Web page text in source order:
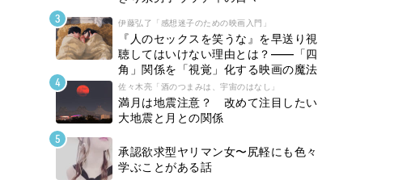
伊藤弘了「感想迷子のための映画入門」
『人のセックスを笑うな』を早送り視
聴してはいけない理由とは？――「四
角」関係を「視覚」化する映画の魔法
佐々木亮「酒のつまみは、宇宙のはなし」
満月は地震注意？ 改めて注目したい
大地震と月との関係
承認欲求型ヤリマン女〜尻軽にも色々
学ぶことがある話